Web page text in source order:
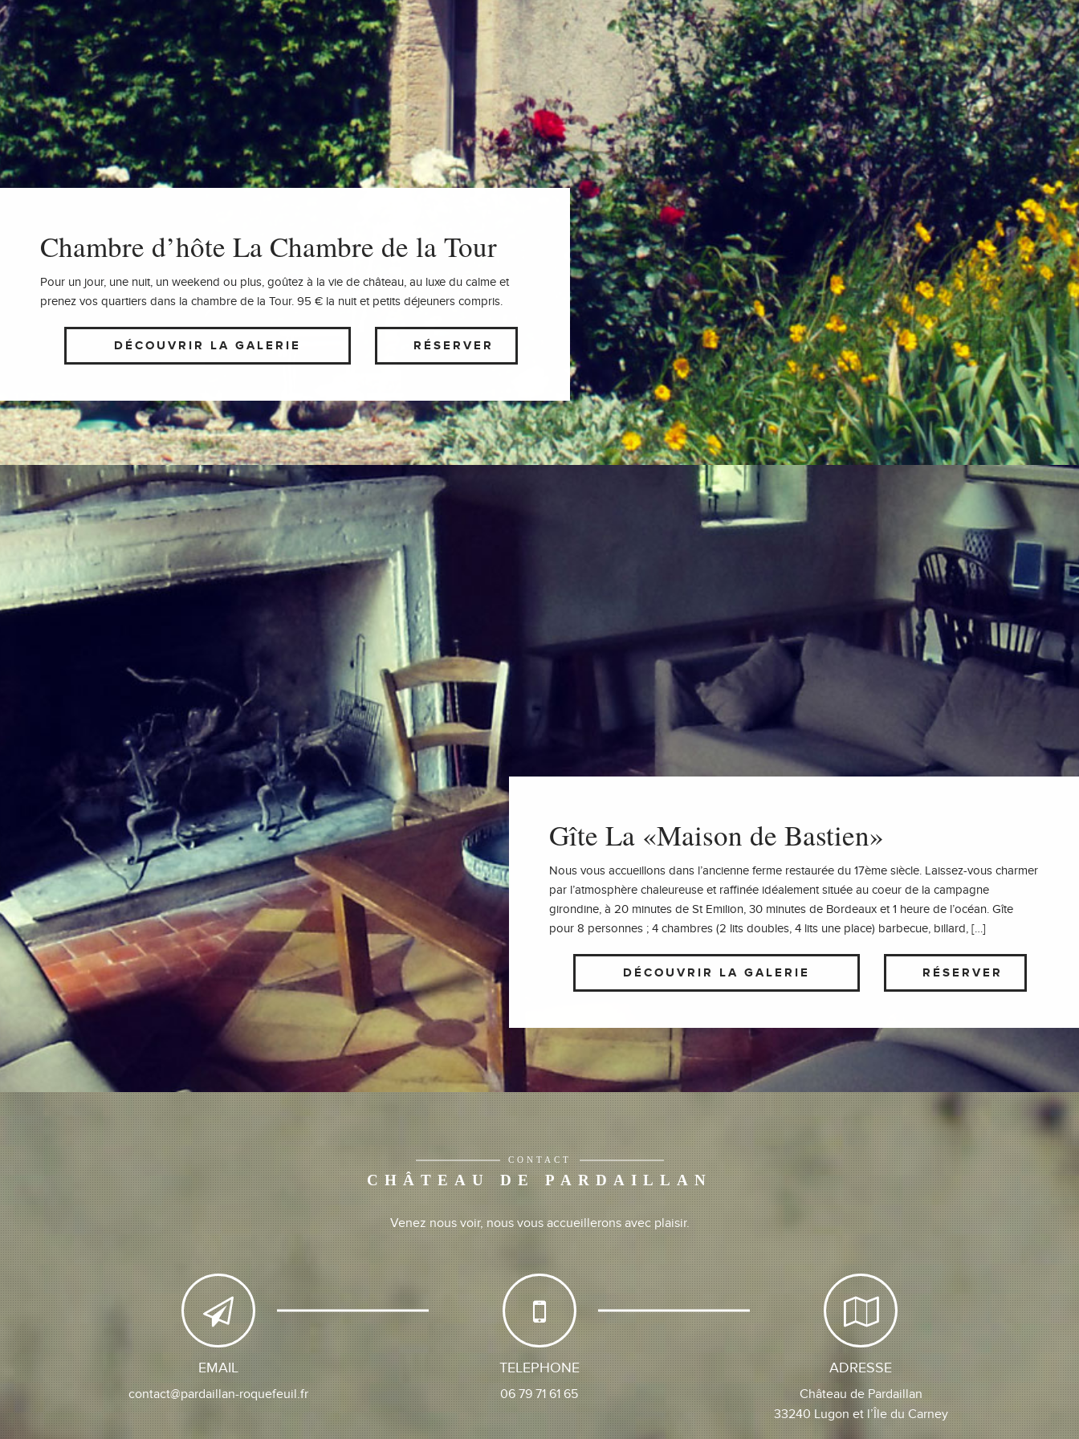
Chambre d’hôte La Chambre de la Tour
Pour un jour, une nuit, un weekend ou plus, goûtez à la vie de château, au luxe du calme et
prenez vos quartiers dans la chambre de la Tour. 95 € la nuit et petits déjeuners compris.
DÉCOUVRIR LA GALERIE RÉSERVER
Gîte La «Maison de Bastien»
Nous vous accueillons dans l’ancienne ferme restaurée du 17ème siècle. Laissez-vous charmer
par l’atmosphère chaleureuse et raffinée idéalement située au coeur de la campagne
girondine, à 20 minutes de St Emilion, 30 minutes de Bordeaux et 1 heure de l’océan. Gîte
pour 8 personnes ; 4 chambres (2 lits doubles, 4 lits une place) barbecue, billard, […]
DÉCOUVRIR LA GALERIE RÉSERVER
CONTACT
CHÂTEAU DE PARDAILLAN
Venez nous voir, nous vous accueillerons avec plaisir.
EMAIL
contact@pardaillan-roquefeuil.fr
TELEPHONE
06 79 71 61 65
ADRESSE
Château de Pardaillan
33240 Lugon et l’Île du Carney